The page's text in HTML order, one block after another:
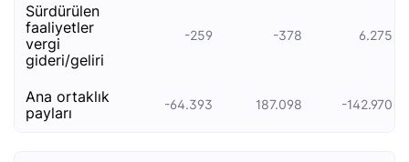
sürdürülen
faaliyetler
vergi
gideri/geliri
-259 -378 6.275
ana ortaklık
payları
-64.393 187.098 -142.970